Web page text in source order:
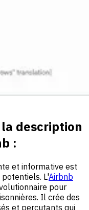
description
:
et informative est
L'Airbnb
pour
Il crée des
et percutants qui